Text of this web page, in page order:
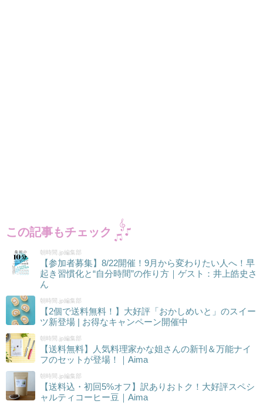
この記事もチェック
朝時間.jp編集部
【参加者募集】8/22開催！9月から変わりたい人へ！早
起き習慣化と“自分時間”の作り方｜ゲスト：井上皓史さ
ん
朝時間.jp編集部
【2個で送料無料！】大好評「おかしめいと」のスイー
ツ新登場 | お得なキャンペーン開催中
朝時間.jp編集部
【送料無料】人気料理家かな姐さんの新刊＆万能ナイ
フのセットが登場！｜Aima
朝時間.jp編集部
【送料込・初回5%オフ】訳ありおトク！大好評スペシ
ャルティコーヒー豆｜Aima